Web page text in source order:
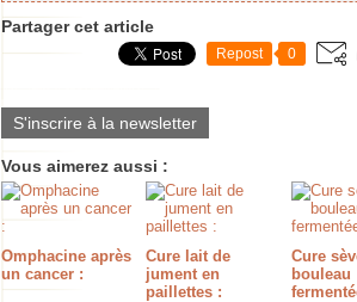
Partager cet article
Repost 0
S'inscrire à la newsletter
Vous aimerez aussi :
Omphacine après
un cancer :
Cure lait de
jument en
paillettes :
Cure
bouleau